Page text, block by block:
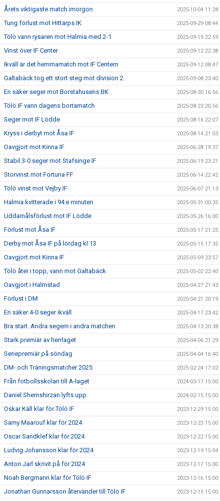
Årets viktigaste match imorgon 2025-10-04 11:28
Tung förlust mot Hittarps IK 2025-09-29 08:44
Tölö vann rysaren mot Halmia med 2-1 2025-09-19 22:59
Vinst över IF Center 2025-09-12 22:38
Ikväll är det hemmamatch mot IF Centern 2025-09-12 08:47
Galtabäck tog ett stort steg mot division 2 2025-09-08 23:40
En säker seger mot Borstahusens BK 2025-08-30 16:56
Tölö IF vann dagens bortamatch 2025-08-23 20:56
Seger mot IF Lödde 2025-08-16 22:07
Kryss i derbyt mot Åsa IF 2025-08-14 21:03
Oavgjort mot Kinna IF 2025-06-28 19:37
Stabil 3-0 seger mot Stafsinge IF 2025-06-19 23:21
Storvinst mot Fortuna FF 2025-06-14 22:42
Tölö vinst mot Vejby IF 2025-06-07 21:13
Halmia kvitterade i 94:e minuten 2025-05-31 00:35
Uddamålsförlust mot IF Lödde 2025-05-26 16:00
Förlust mot Åsa IF 2025-05-17 21:25
Derby mot Åsa IF på lördag kl 13 2025-05-15 17:35
Oavgjort mot Kinna IF 2025-05-09 23:57
Tölö åter i topp, vann mot Galtabäck 2025-05-02 22:40
Oavgjort i Halmstad 2025-04-27 21:43
Förlust i DM 2025-04-21 20:19
En säker 4-0 seger ikväll 2025-04-17 23:42
Bra start. Andra segern i andra matchen 2025-04-13 20:38
Stark premiär av herrlaget 2025-04-06 21:29
Seriepremiär på söndag 2025-04-04 16:40
DM- och Träningsmatcher 2025 2025-02-24 17:02
Från fotbollsskolan till A-laget 2024-03-17 15:00
Daniel Shemshirzan lyfts upp 2024-02-15 15:00
Oskar Käll klar för Tölö IF 2023-12-29 15:00
Samy Maarouf klar för 2024 2023-12-23 15:00
Oscar Sandklef klar för 2024 2023-12-22 15:00
Ludvig Johansson klar för 2024 2023-12-19 15:04
Anton Jarl skrivit på för 2024 2023-12-17 15:00
Noah Bergmann klar för Tölö IF 2023-12-16 15:00
Jonathan Gunnarsson återvänder till Tölö IF 2023-12-15 15:00